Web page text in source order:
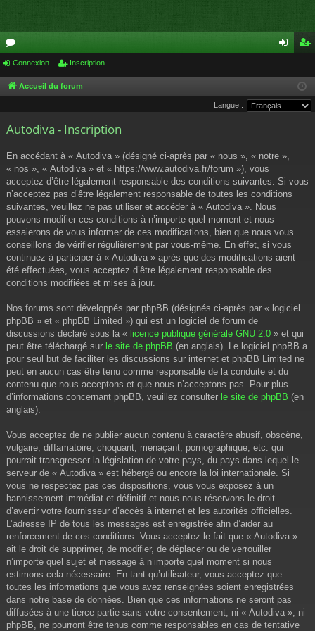
or
u
s
cri
pti
Connexion Inscription
Accueil du forum
Langue :
Autodiva - Inscription
En accédant à « Autodiva » (désigné ci-après par « nous », « notre »,
« nos », « Autodiva » et « https://www.autodiva.fr/forum »), vous
acceptez d’être légalement responsable des conditions suivantes. Si vous
n’acceptez pas d’être légalement responsable de toutes les conditions
suivantes, veuillez ne pas utiliser et accéder à « Autodiva ». Nous
pouvons modifier ces conditions à n’importe quel moment et nous
essaierons de vous informer de ces modifications, bien que nous vous
conseillons de vérifier régulièrement par vous-même. En effet, si vous
continuez à participer à « Autodiva » après que des modifications aient
été effectuées, vous acceptez d’être légalement responsable des
conditions modifiées et mises à jour.
Nos forums sont développés par phpBB (désignés ci-après par « logiciel
phpBB » et « phpBB Limited ») qui est un logiciel de forum de
discussions déclaré sous la « licence publique générale GNU 2.0 » et qui
peut être téléchargé sur le site de phpBB (en anglais). Le logiciel phpBB a
pour seul but de faciliter les discussions sur internet et phpBB Limited ne
peut en aucun cas être tenu comme responsable de la conduite et du
contenu que nous acceptons et que nous n’acceptons pas. Pour plus
d’informations concernant phpBB, veuillez consulter le site de phpBB (en
anglais).
Vous acceptez de ne publier aucun contenu à caractère abusif, obscène,
vulgaire, diffamatoire, choquant, menaçant, pornographique, etc. qui
pourrait transgresser la législation de votre pays, du pays dans lequel le
serveur de « Autodiva » est hébergé ou encore la loi internationale. Si
vous ne respectez pas ces dispositions, vous vous exposez à un
bannissement immédiat et définitif et nous nous réservons le droit
d’avertir votre fournisseur d’accès à internet et les autorités officielles.
L’adresse IP de tous les messages est enregistrée afin d’aider au
renforcement de ces conditions. Vous acceptez le fait que « Autodiva »
ait le droit de supprimer, de modifier, de déplacer ou de verrouiller
n’importe quel sujet et message à n’importe quel moment si nous
estimons cela nécessaire. En tant qu’utilisateur, vous acceptez que
toutes les informations que vous avez renseignées soient enregistrées
dans notre base de données. Bien que ces informations ne seront pas
diffusées à une tierce partie sans votre consentement, ni « Autodiva », ni
phpBB, ne pourront être tenus comme responsables en cas de tentative